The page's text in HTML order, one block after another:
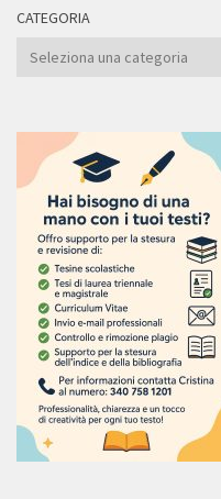
CATEGORIA
Categoria